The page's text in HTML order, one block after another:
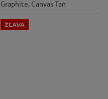
Graphite, Canvas Tan
ZĽAVA